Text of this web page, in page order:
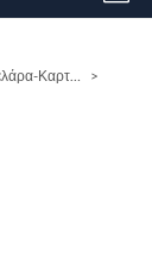
Τελάρα-Καρτολίνα